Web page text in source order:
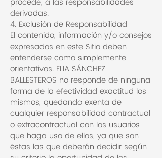
derivadas.
4. Exclusión de Responsabilidad
El contenido, información y/o consejos
expresados en este Sitio deben
entenderse como simplemente
orientativos. ELIA SÁNCHEZ
BALLESTEROS no responde de ninguna
forma de la efectividad exactitud los
mismos, quedando exenta de
cualquier responsabilidad contractual
o extracontractual con los usuarios
que haga uso de ellos, ya que son
éstas las que deberán decidir según